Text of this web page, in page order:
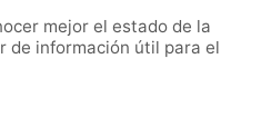
mejor el estado de la
de información útil para el